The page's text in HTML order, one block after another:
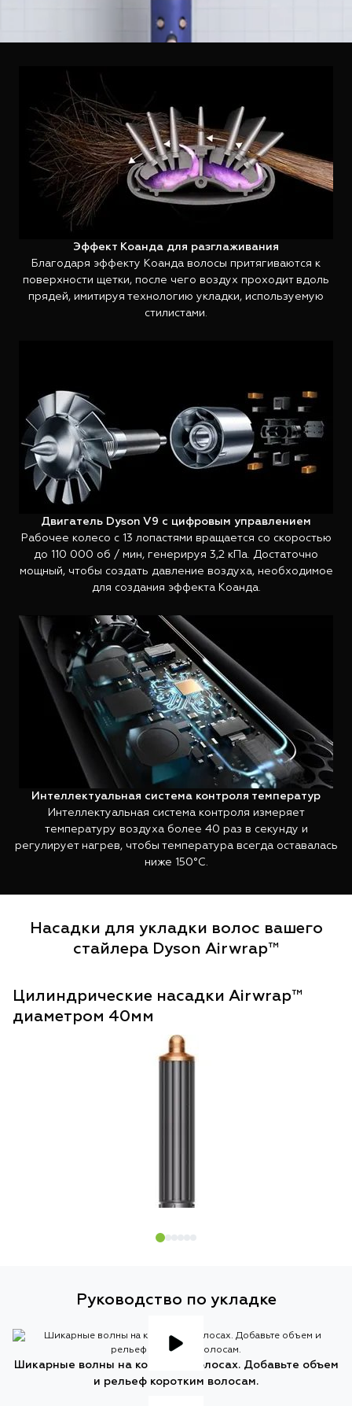
Эффект Коанда для разглаживания
Благодаря эффекту Коанда волосы притягиваются к
поверхности щетки, после чего воздух проходит вдоль
прядей, имитируя технологию укладки, используемую
стилистами.
Двигатель Dyson V9 с цифровым управлением
Рабочее колесо с 13 лопастями вращается со скоростью
до 110 000 об / мин, генерируя 3,2 кПа. Достаточно
мощный, чтобы создать давление воздуха, необходимое
для создания эффекта Коанда.
Интеллектуальная система контроля температур
Интеллектуальная система контроля измеряет
температуру воздуха более 40 раз в секунду и
регулирует нагрев, чтобы температура всегда оставалась
ниже 150°C.
Насадки для укладки волос вашего
стайлера Dyson Airwrap™
Цилиндрические насадки Airwrap™
диаметром 40мм
Руководство по укладке
Шикарные волны на коротких волосах. Добавьте объем
и рельеф коротким волосам.